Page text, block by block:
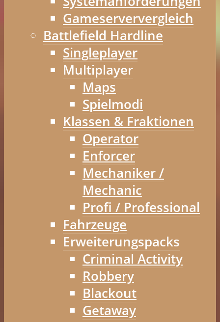
Gameserververgleich
Battlefield Hardline
Singleplayer
Multiplayer
Maps
Spielmodi
Klassen & Fraktionen
Operator
Enforcer
Mechaniker /
Mechanic
Profi / Professional
Fahrzeuge
Erweiterungspacks
Criminal Activity
Robbery
Blackout
Getaway